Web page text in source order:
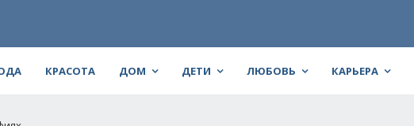
КРАСОТА ДОМ ДЕТИ ЛЮБОВЬ КАРЬЕРА